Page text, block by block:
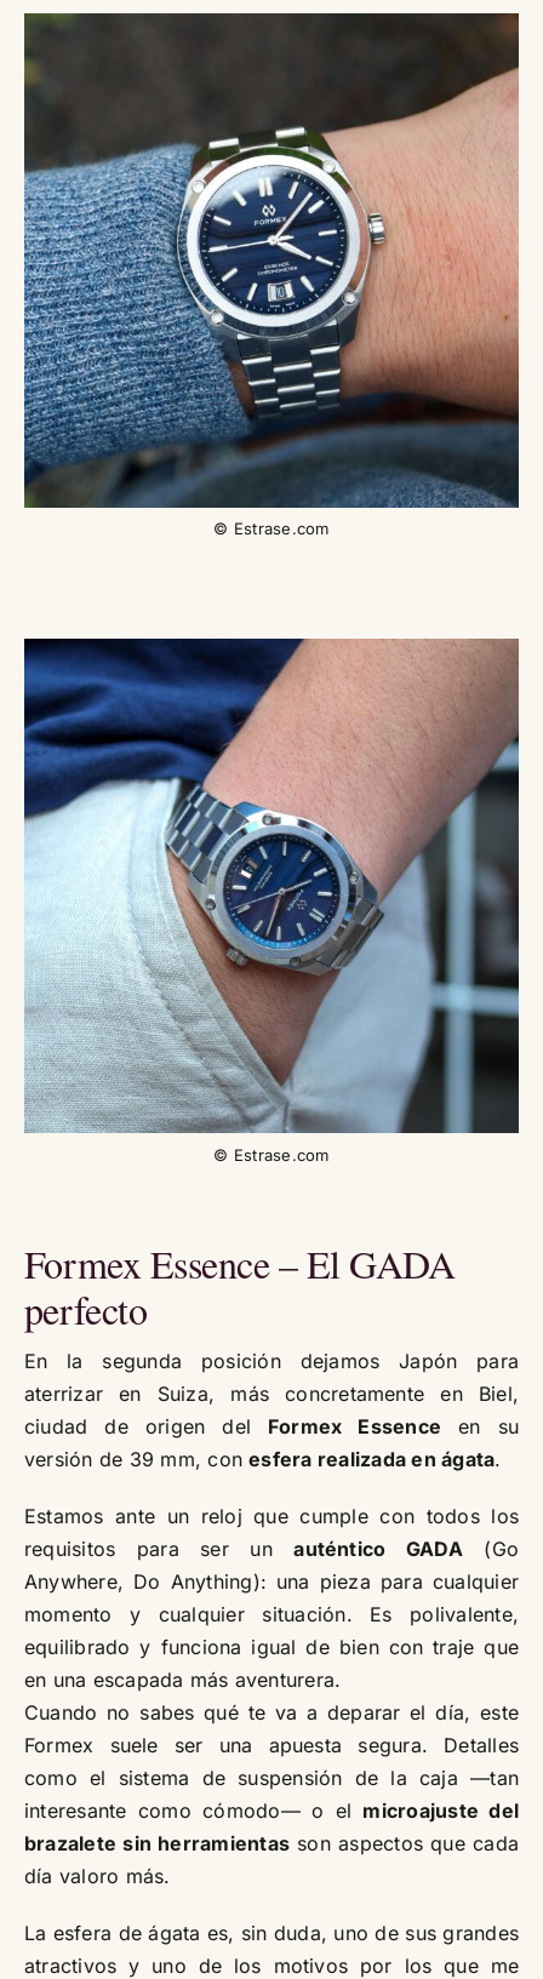
© Estrase.com
© Estrase.com
Formex Essence – El GADA
perfecto
En la segunda posición dejamos Japón para
aterrizar en Suiza, más concretamente en Biel,
ciudad de origen del Formex Essence en su
versión de 39 mm, conesfera realizada en ágata.
Estamos ante un reloj que cumple con todos los
requisitos para ser unauténtico GADA (Go
Anywhere, Do Anything): una pieza para cualquier
momento y cualquier situación. Es polivalente,
equilibrado y funciona igual de bien con traje que
en una escapada más aventurera.
Cuando no sabes qué te va a deparar el día, este
Formex suele ser una apuesta segura. Detalles
como el sistema de suspensión de la caja —tan
interesante como cómodo— o el microajuste del
brazalete sin herramientas son aspectos que cada
día valoro más.
La esfera de ágata es, sin duda, uno de sus grandes
atractivos y uno de los motivos por los que me